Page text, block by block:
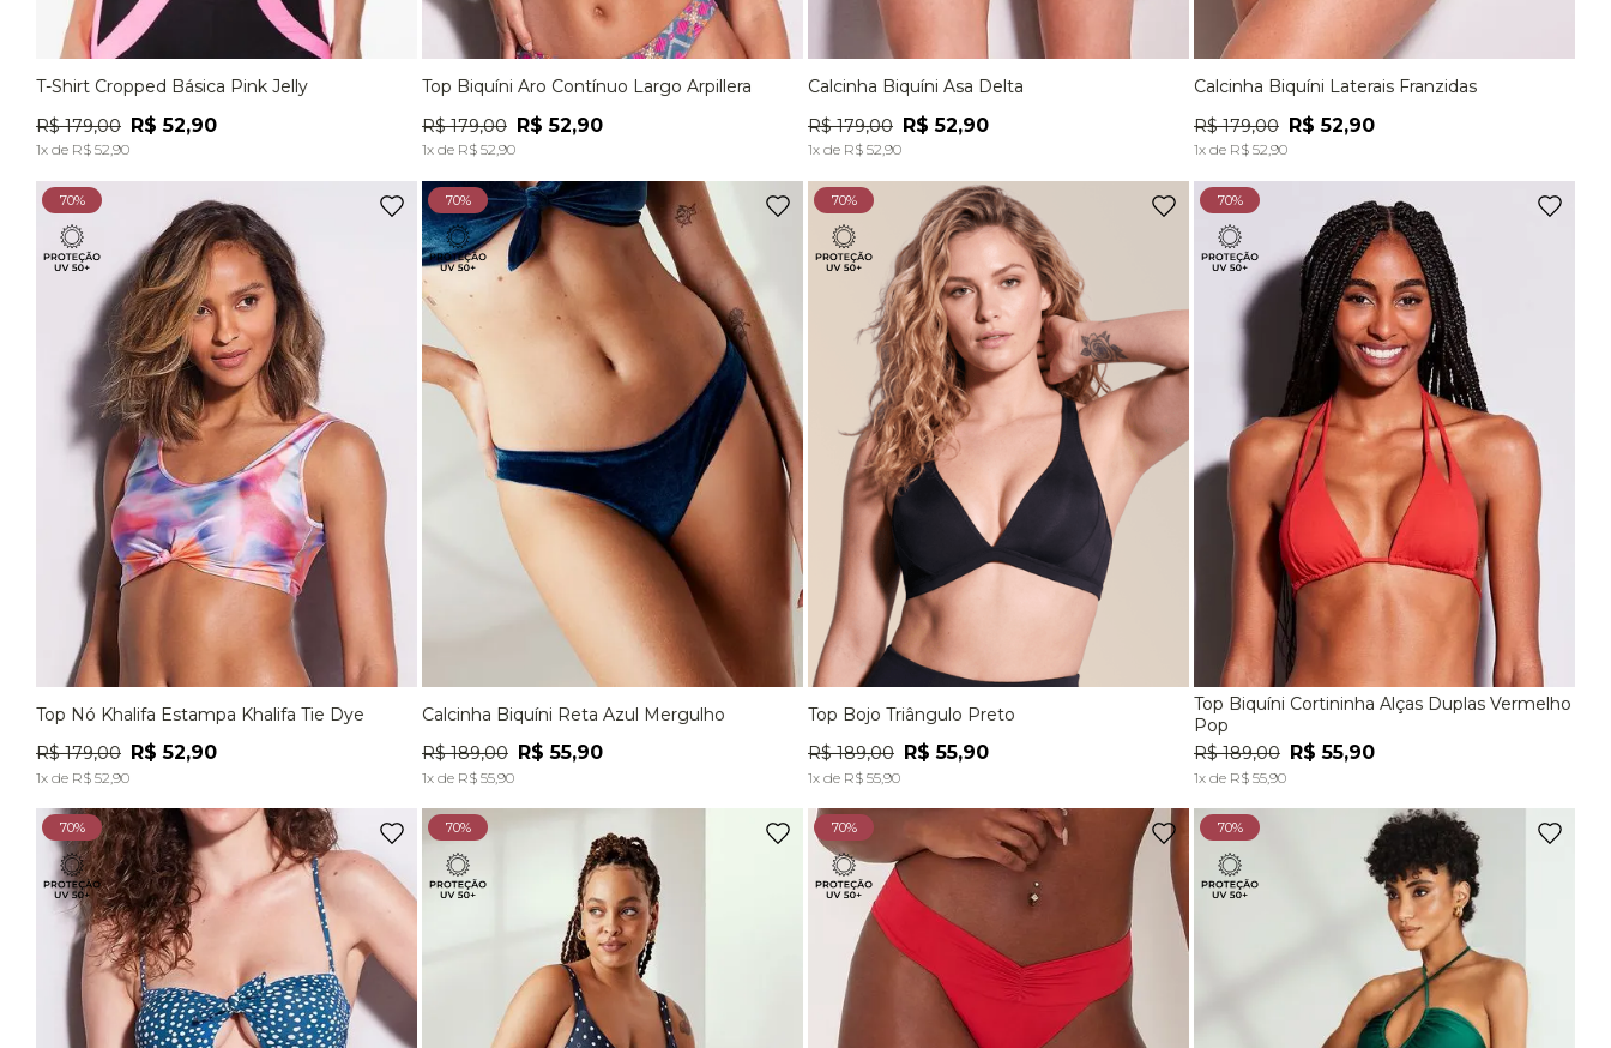
M
P G
ADICIONAR À SACOLA
T-Shirt Cropped Básica Pink Jelly
R$ 179,00 R$ 52,90
1x de R$ 52,90
G
M
P
ADICIONAR À SACOLA
Top Biquíni Aro Contínuo Largo Arpillera
R$ 179,00 R$ 52,90
1x de R$ 52,90
P M
ADICIONAR À SACOLA
Calcinha Biquíni Asa Delta
R$ 179,00 R$ 52,90
1x de R$ 52,90
G
P M
ADICIONAR À SACOLA
Calcinha Biquíni Laterais Franzidas
R$ 179,00 R$ 52,90
1x de R$ 52,90
70%
G
M
P
ADICIONAR À SACOLA
Top Nó Khalifa Estampa Khalifa Tie Dye
R$ 179,00 R$ 52,90
1x de R$ 52 ,90
70%
P M G
ADICIONAR À SACOLA
Calcinha Biquíni Reta Azul Mergulho
R$ 189,00 R$ 55,90
1x de R$ 55,90
70%
P M
ADICIONAR À SACOLA
Top Bojo Triângulo Preto
R$ 189,00 R$ 55,90
1x de R$ 55,90
70%
ADICIONAR À SACOLA
Top Biquíni Cortininha Alças Duplas Vermelho
Pop
R$ 189,00 R$ 55,90
1x de R$ 55,90
70% 70% 70% 70%